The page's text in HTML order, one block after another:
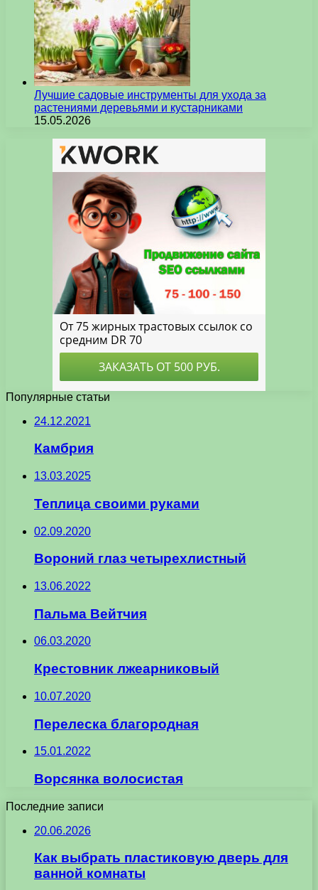
Лучшие садовые инструменты для ухода за
растениями деревьями и кустарниками
15.05.2026
Популярные статьи
24.12.2021
Камбрия
13.03.2025
Теплица своими руками
02.09.2020
Вороний глаз четырехлистный
13.06.2022
Пальма Вейтчия
06.03.2020
Крестовник лжеарниковый
10.07.2020
Перелеска благородная
15.01.2022
Ворсянка волосистая
Последние записи
20.06.2026
Как выбрать пластиковую дверь для
ванной комнаты